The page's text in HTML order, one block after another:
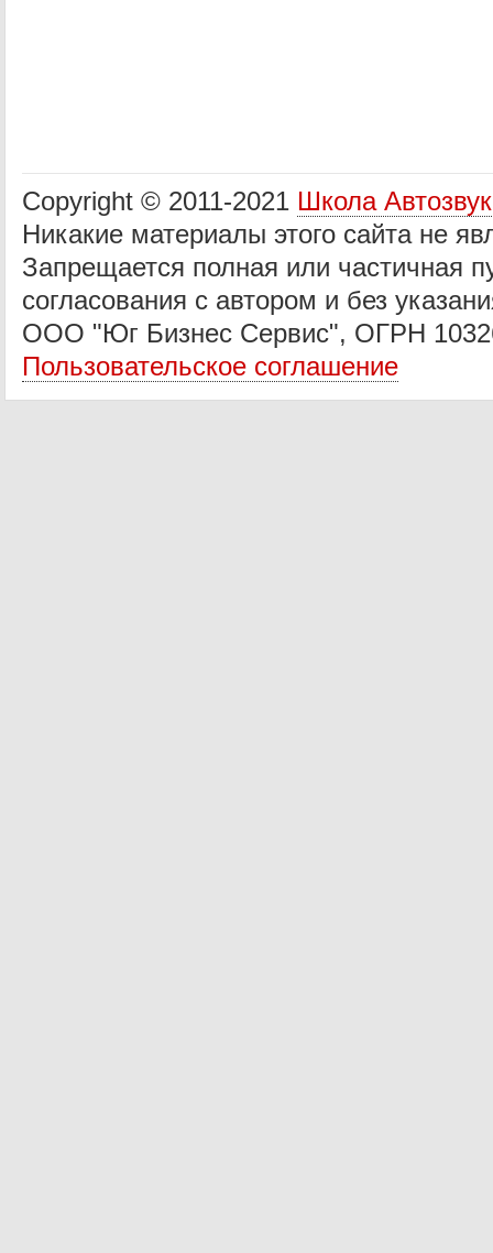
Copyright © 2011-2021 Школа
Никакие материалы этого сайта не
Запрещается полная или частичная
согласования с автором и без
ООО "Юг Бизнес Сервис", ОГРН
Пользовательское соглашение